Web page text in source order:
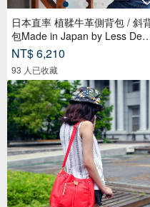
日本直率 植鞣牛革側背包 / 斜
包Made in Japan by Less
n
NT$ 6,210
93 人已收藏